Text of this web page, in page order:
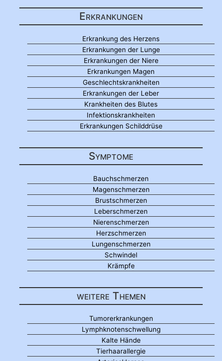
Erkrankungen
Erkrankung des Herzens
Erkrankungen der Lunge
Erkrankungen der Niere
Erkrankungen Magen
Geschlechtskrankheiten
Erkrankungen der Leber
Krankheiten des Blutes
Infektionskrankheiten
Erkrankungen Schilddrüse
Symptome
Bauchschmerzen
Magenschmerzen
Brustschmerzen
Leberschmerzen
Nierenschmerzen
Herzschmerzen
Lungenschmerzen
Schwindel
Krämpfe
weitere Themen
Tumorerkrankungen
Lymphknotenschwellung
Kalte Hände
Tierhaarallergie